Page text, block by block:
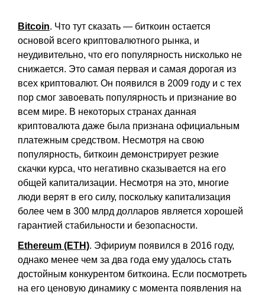
Bitсoin. Что тут сказать — биткоин остается
основой всего криптовалютного рынка, и
неудивительно, что его популярность нисколько не
снижается. Это самая первая и самая дорогая из
всех криптовалют. Он появился в 2009 году и с тех
пор смог завоевать популярность и признание во
всем мире. В некоторых странах данная
криптовалюта даже была признана официальным
платежным средством. Несмотря на свою
популярность, биткоин демонстрирует резкие
скачки курса, что негативно сказывается на его
общей капитализации. Несмотря на это, многие
люди верят в его силу, поскольку капитализация
более чем в 300 млрд долларов является хорошей
гарантией стабильности и безопасности.
Ethereum (ETH). Эфириум появился в 2016 году,
однако менее чем за два года ему удалось стать
достойным конкурентом биткоина. Если посмотреть
на его ценовую динамику с момента появления на